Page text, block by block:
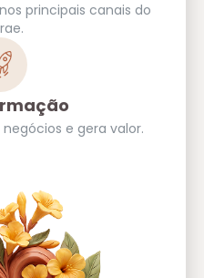
principais canais do
e gera valor.